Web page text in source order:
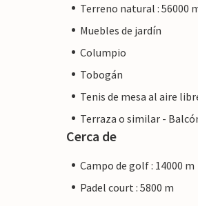
Terreno natural : 56000
Muebles de jardín
Columpio
Tobogán
Tenis de mesa al aire
Terraza o similar -
Cerca de
Campo de golf : 14000 m
Padel court : 5800 m